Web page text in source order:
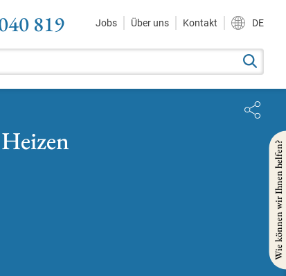
819 Jobs Über uns Kontakt DE
Wie können wir Ihnen helfen?